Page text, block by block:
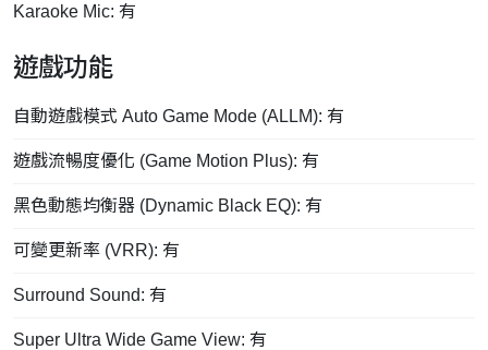
Karaoke Mic: 有
遊戲功能
自動遊戲模式 Auto Game Mode (ALLM): 有
遊戲流暢度優化 (Game Motion Plus): 有
黑色動態均衡器 (Dynamic Black EQ): 有
可變更新率 (VRR): 有
Surround Sound: 有
Super Ultra Wide Game View: 有